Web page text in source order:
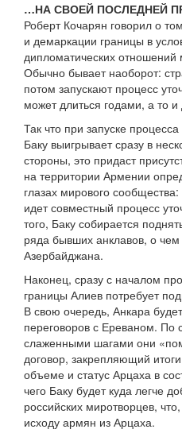
…НА СВОЕЙ ПОСЛЕДНЕЙ
Роберт Кочарян говорил о
и демаркации границы в
дипломатических
Обычно бывает наоборот:
потом запускают процесс
может длиться годами, а то
Так что при запуске
Баку выигрывает сразу в
стороны, это придаст
на территории Армении
глазах мирового
идет совместный процесс
того, Баку собирается
ряда бывших анклавов, о
Азербайджана.
Наконец, сразу с началом
границы Алиев потребует
В свою очередь, Анкара
переговоров с Ереваном. По
слаженными шагами они
договор, закрепляющий
объеме и статус Арцаха в
чего Баку будет куда легче
российских миротворцев,
исходу армян из Арцаха.